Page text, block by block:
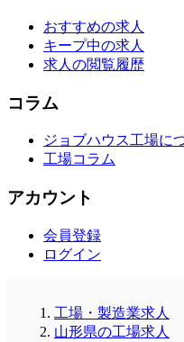
おすすめの求人
キープ中の求人
求人の閲覧履歴
コラム
ジョブハウス工場に
工場コラム
アカウント
会員登録
ログイン
工場・製造業求人
山形県の工場求人